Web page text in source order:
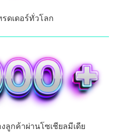
ดเดอร์ทั่วโลก
ลูกค้าผ่านโซเชียลมีเดีย